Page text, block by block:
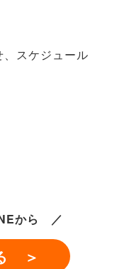
スケジュール
から ／
＞